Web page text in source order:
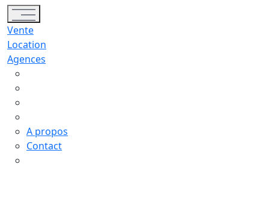
Toggle navigation
Vente
Location
Agences
A propos
Contact